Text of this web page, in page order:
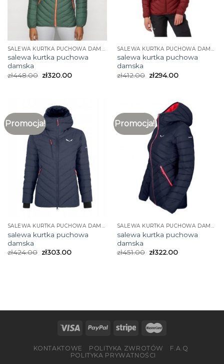
SALEWA KURTKA PUCHOWA DAMSKA
salewa kurtka puchowa
damska
zł448.00 zł320.00
SALEWA KURTKA PUCHOWA DAMSKA
salewa kurtka puchowa
damska
zł412.00 zł294.00
Promocja!
SALEWA KURTKA PUCHOWA DAMSKA
salewa kurtka puchowa
damska
zł424.00 zł303.00
Promocja!
SALEWA KURTKA PUCHOWA DAMSKA
salewa kurtka puchowa
damska
zł451.00 zł322.00
KONTAKTOWE POLITYKA ZWROTÓW
F.A.Q
POLITYKA PRYWATNOŚCI